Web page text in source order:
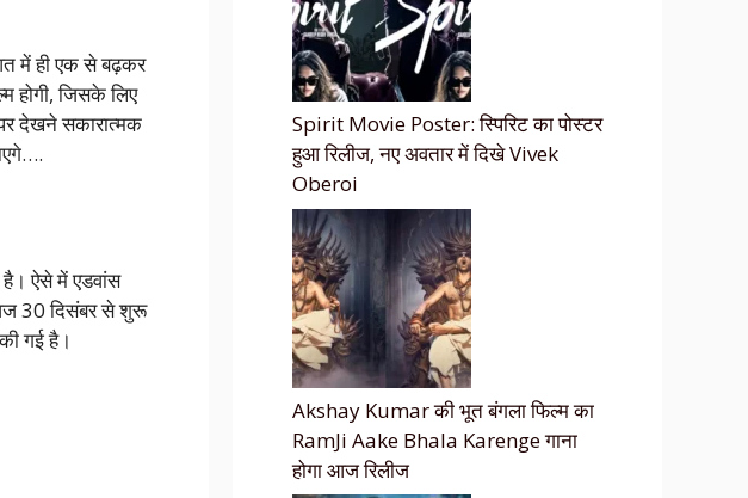
में ही एक से बढ़कर
होगी, जिसके लिए
देखने सकारात्मक
है। ऐसे में एडवांस
30 दिसंबर से शुरू
गई है।
Spirit Movie Poster: स्पिरिट का पोस्टर
हुआ रिलीज, नए अवतार में दिखे Vivek
Oberoi
Akshay Kumar की भूत बंगला फिल्म का
RamJi Aake Bhala Karenge गाना
होगा आज रिलीज